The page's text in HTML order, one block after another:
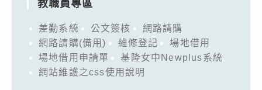
教職員專區
差勤系統 公文簽核
網路請購
網路請購(備用)
維修登記
場地借用
場地借用申請單
基隆女中Newplus系統
網站維護之css使用說明